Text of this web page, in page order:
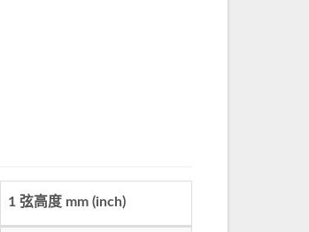
1 弦高度 mm (inch)